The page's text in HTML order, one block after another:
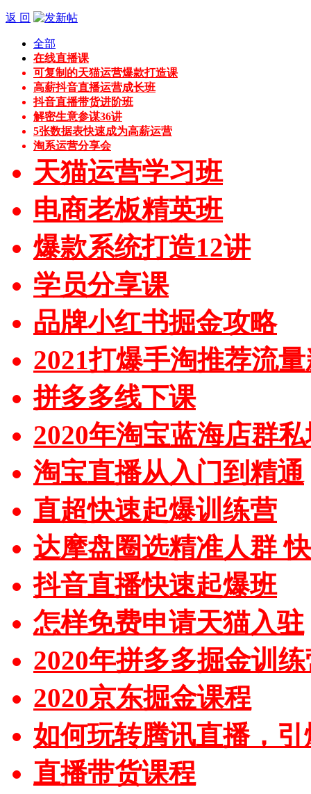
返 回
全部
在线直播课
可复制的天猫运营爆款打造课
高薪抖音直播运营成长班
抖音直播带货进阶班
解密生意参谋36讲
5张数据表快速成为高薪运营
淘系运营分享会
天猫运营学习班
电商老板精英班
爆款系统打造12讲
学员分享课
品牌小红书掘金攻略
2021打爆手淘推荐流
拼多多线下课
2020年淘宝蓝海店群
淘宝直播从入门到精通
直超快速起爆训练营
达摩盘圈选精准人群
抖音直播快速起爆班
怎样免费申请天猫入驻
2020年拼多多掘金训
2020京东掘金课程
如何玩转腾讯直播，
直播带货课程